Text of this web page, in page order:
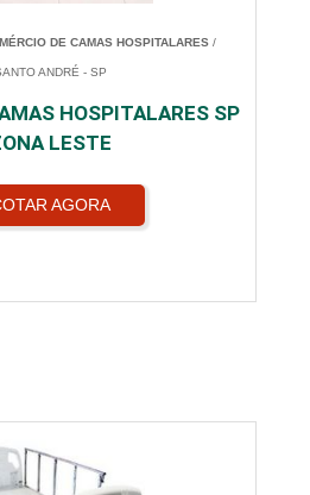
DE CAMAS HOSPITALARES /
ANDRÉ - SP
HOSPITALARES SP
LESTE
AGORA